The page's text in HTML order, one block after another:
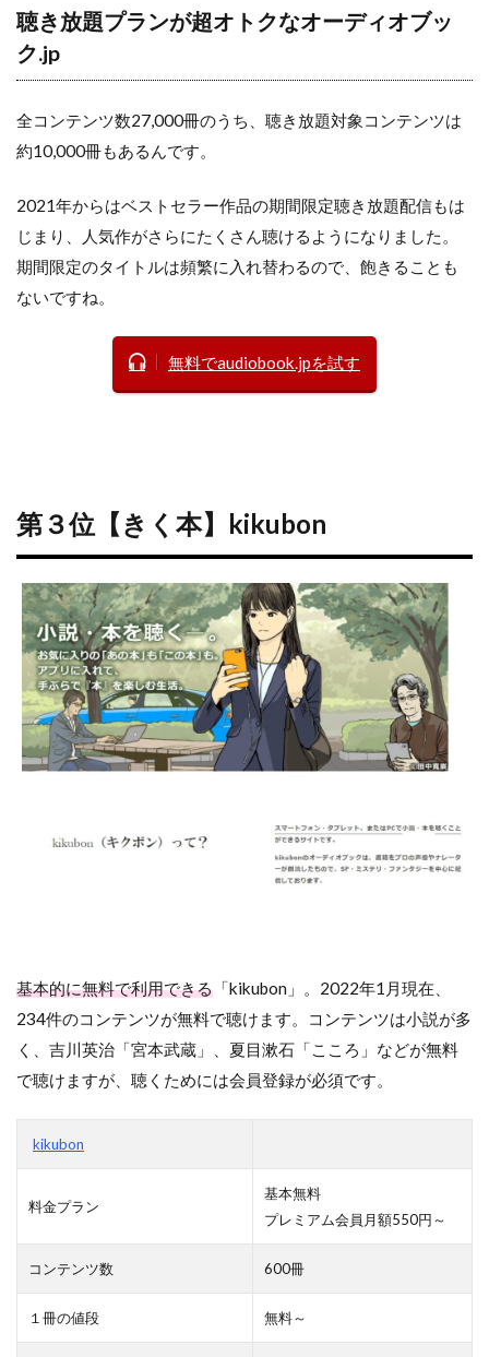
聴き放題プランが超オトクなオーディオブッ
ク.jp
全コンテンツ数27,000冊のうち、聴き放題対象コンテンツは
約10,000冊もあるんです。
2021年からはベストセラー作品の期間限定聴き放題配信もは
じまり、人気作がさらにたくさん聴けるようになりました。
期間限定のタイトルは頻繁に入れ替わるので、飽きることも
ないですね。
無料でaudiobook.jpを試す
第３位【きく本】kikubon
基本的に無料で利用できる 「kikubon」。2022年1月現在、
234件のコンテンツが無料で聴けます。コンテンツは小説が多
く、吉川英治「宮本武蔵」、夏目漱石「こころ」などが無料
で聴けますが、聴くためには会員登録が必須です。
kikubon
料金プラン
基本無料
プレミアム会員月額550円～
コンテンツ数 600冊
１冊の値段 無料～